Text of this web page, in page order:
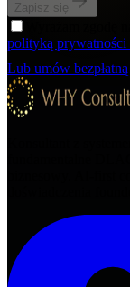
Zapisz się
polityką prywatności
Lub umów